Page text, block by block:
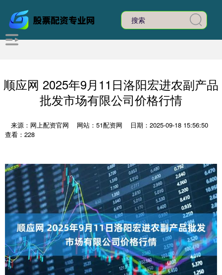
顺应网 2025年9月11日洛阳宏进农副产品
批发市场有限公司价格行情
来源：网上配资官网 网站：51配资网
日期：2025-09-18 15:56:50
查看：228